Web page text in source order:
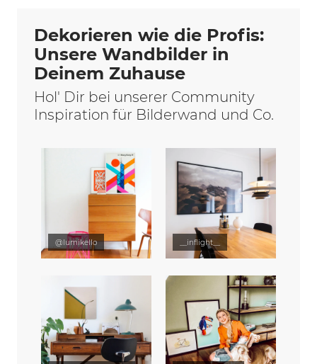
Dekorieren wie die Profis:
Unsere Wandbilder in
Deinem Zuhause
Hol' Dir bei unserer Community
Inspiration für Bilderwand und Co.
@lumikello __inflight__